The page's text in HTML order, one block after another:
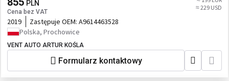
PLN
Cena bez VAT
≈ 229 USD
2019 Zastępuje OEM: A9614463528
Polska, Prochowice
VENT AUTO ARTUR KOŚLA
Formularz kontaktowy